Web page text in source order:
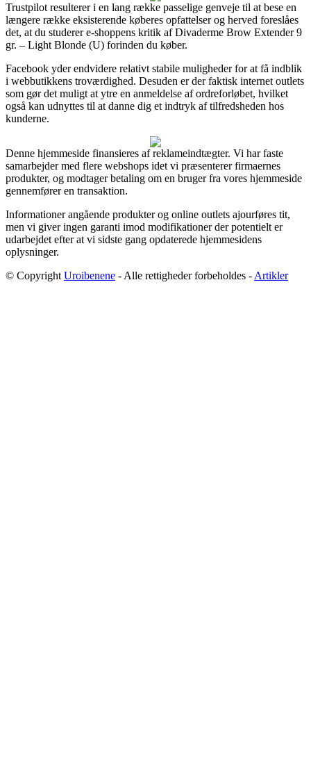
Trustpilot resulterer i en lang række passelige genveje til at bese en
længere række eksisterende køberes opfattelser og herved foreslåes
det, at du studerer e-shoppens kritik af Divaderme Brow Extender 9
gr. – Light Blonde (U) forinden du køber.
Facebook yder endvidere relativt stabile muligheder for at få indblik
i webbutikkens troværdighed. Desuden er der faktisk internet outlets
som gør det muligt at ytre en anmeldelse af ordreforløbet, hvilket
også kan udnyttes til at danne dig et indtryk af tilfredsheden hos
kunderne.
Denne hjemmeside finansieres af reklameindtægter. Vi har faste
samarbejder med flere webshops idet vi præsenterer firmaernes
produkter, og modtager betaling om en bruger fra vores hjemmeside
gennemfører en transaktion.
Informationer angående produkter og online outlets ajourføres tit,
men vi giver ingen garanti imod modifikationer der potentielt er
udarbejdet efter at vi sidste gang opdaterede hjemmesidens
oplysninger.
© Copyright Uroibenene - Alle rettigheder forbeholdes - Artikler